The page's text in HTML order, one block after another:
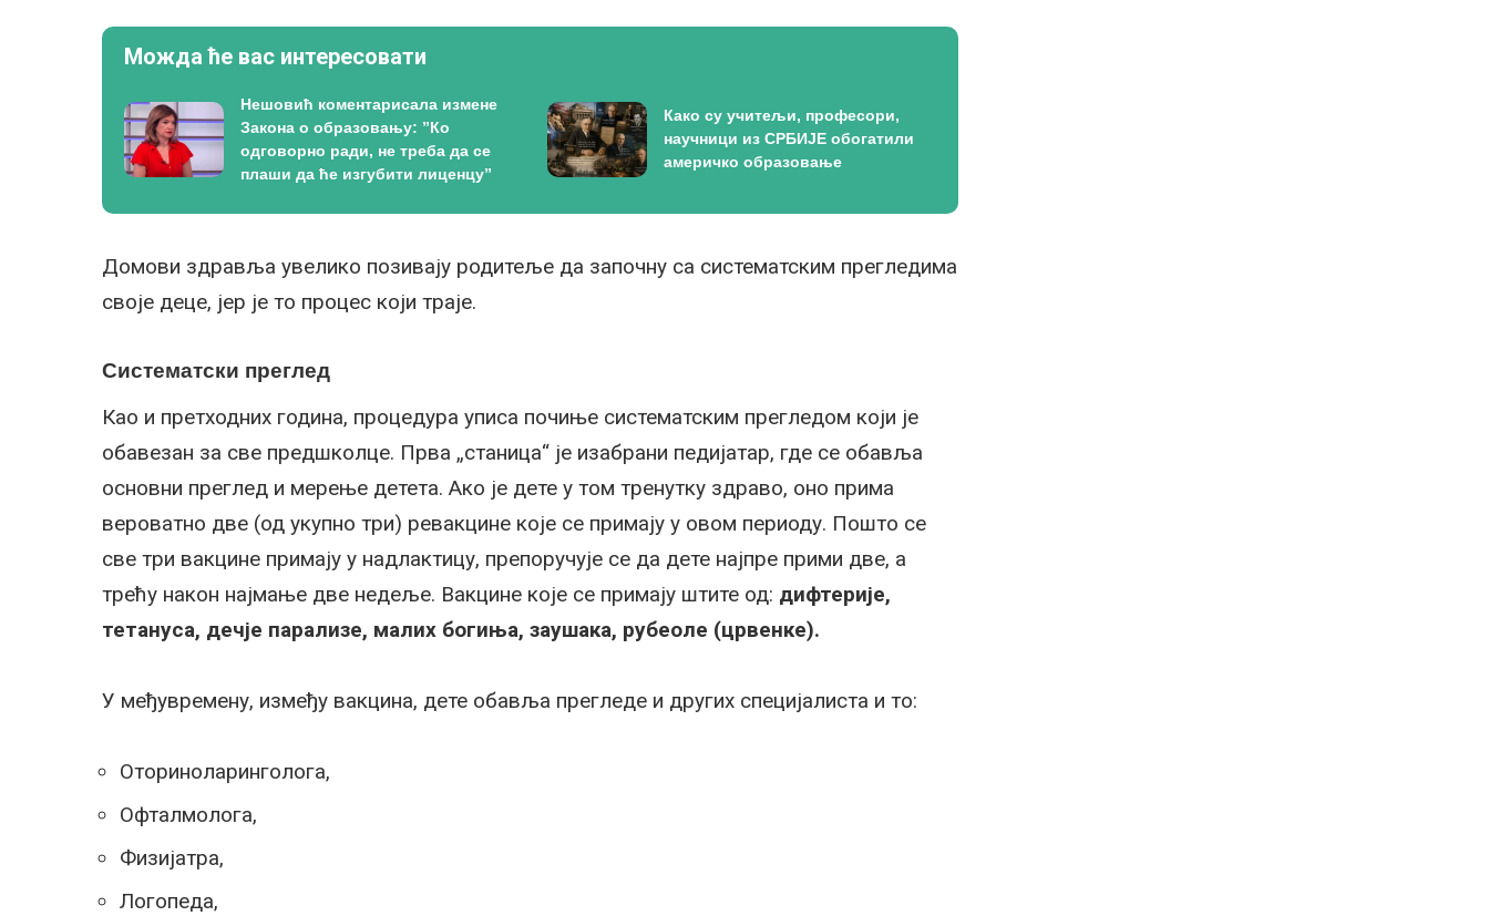
Можда ће вас интересовати
Нешовић коментарисала измене
Закона о образовању: ”Ко
одговорно ради, не треба да се
плаши да ће изгубити лиценцу”
Како су учитељи, професори,
научници из СРБИЈЕ обогатили
америчко образовање
Домови здравља увелико позивају родитеље да започну са систематским прегледима
своје деце, јер је то процес који траје.
Систематски преглед
Као и претходних година, процедура уписа почиње систематским прегледом који је
обавезан за све предшколце. Прва „станица“ је изабрани педијатар, где се обавља
основни преглед и мерење детета. Ако је дете у том тренутку здраво, оно прима
вероватно две (од укупно три) ревакцине које се примају у овом периоду. Пошто се
све три вакцине примају у надлактицу, препоручује се да дете најпре прими две, а
трећу након најмање две недеље. Вакцине које се примају штите од: дифтерије,
тетануса, дечје парализе, малих богиња, заушака, рубеоле (црвенке).
У међувремену, између вакцина, дете обавља прегледе и других специјалиста и то:
Оториноларинголога,
Офталмолога,
Физијатра,
Логопеда,